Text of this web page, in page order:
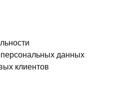
данных
клиентов